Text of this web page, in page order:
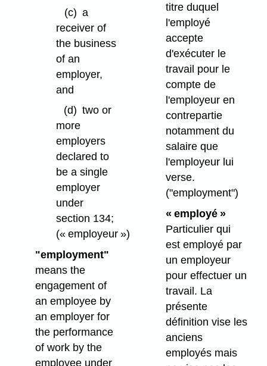
(c) a
receiver of
the business
of an
employer,
and
(d) two or
more
employers
declared to
be a single
employer
under
section 134;
(« employeur »)
"employment"
means the
engagement of
an employee by
an employer for
the performance
of work by the
employee under
titre duquel
l'employé
accepte
d'exécuter le
travail pour le
compte de
l'employeur en
contrepartie
notamment du
salaire que
l'employeur lui
verse.
("employment")
« employé »
Particulier qui
est employé par
un employeur
pour effectuer un
travail. La
présente
définition vise les
anciens
employés mais